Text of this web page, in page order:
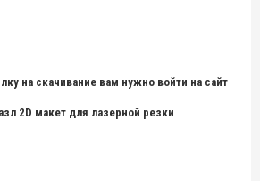
на скачивание вам нужно войти на сайт
2D макет для лазерной резки